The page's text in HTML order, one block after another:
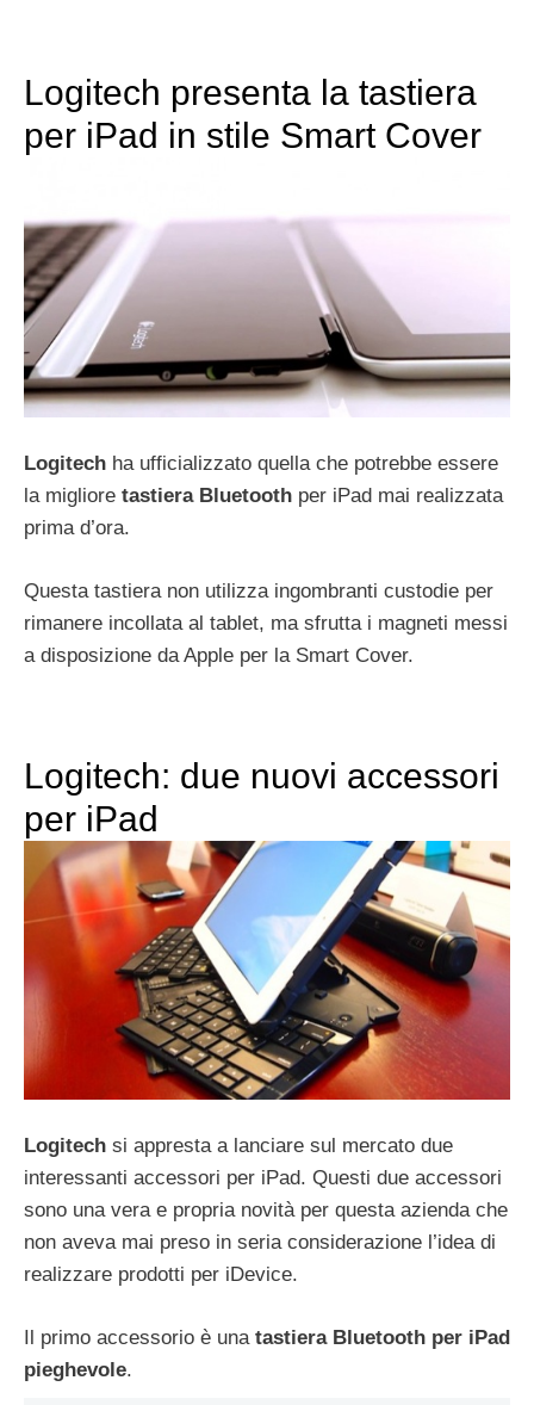
Logitech presenta la tastiera
per iPad in stile Smart Cover
Logitech ha ufficializzato quella che potrebbe essere
la migliore tastiera Bluetooth per iPad mai realizzata
prima d’ora.
Questa tastiera non utilizza ingombranti custodie per
rimanere incollata al tablet, ma sfrutta i magneti messi
a disposizione da Apple per la Smart Cover.
Logitech: due nuovi accessori
per iPad
Logitech si appresta a lanciare sul mercato due
interessanti accessori per iPad. Questi due accessori
sono una vera e propria novità per questa azienda che
non aveva mai preso in seria considerazione l’idea di
realizzare prodotti per iDevice.
Il primo accessorio è unatastiera Bluetooth per iPad
pieghevole.